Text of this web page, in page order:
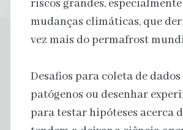
riscos grandes,
mudanças climáticas, que
vez mais do permafrost
Desafios para coleta de dados
patógenos ou desenhar
para testar hipóteses acerca